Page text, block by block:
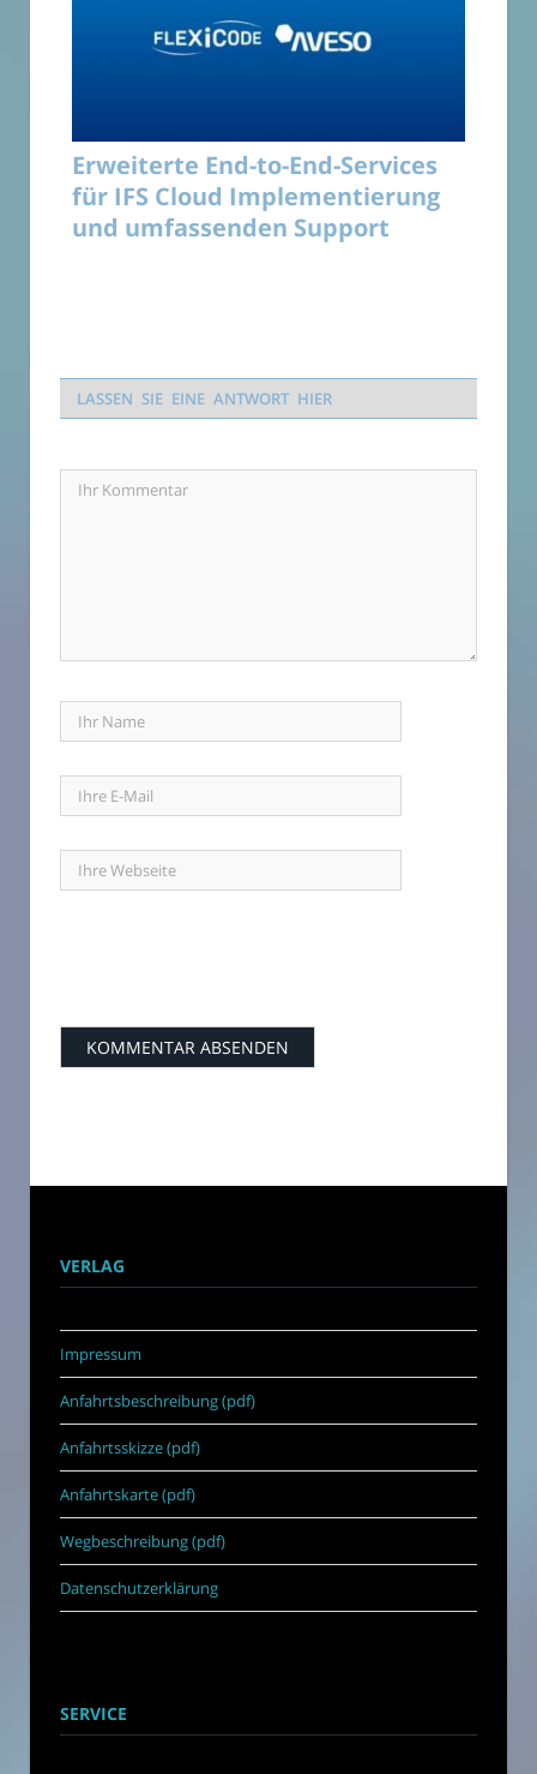
Erweiterte End-to-End-Services
für IFS Cloud Implementierung
und umfassenden Support
LASSEN SIE EINE ANTWORT HIER
VERLAG
Impressum
Anfahrtsbeschreibung (pdf)
Anfahrtsskizze (pdf)
Anfahrtskarte (pdf)
Wegbeschreibung (pdf)
Datenschutzerklärung
SERVICE